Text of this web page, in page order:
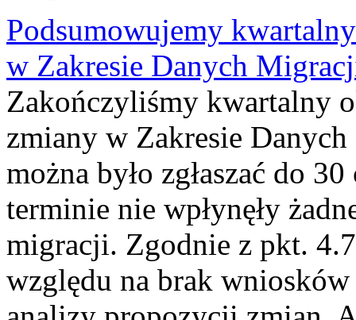
Podsumowujemy
w Zakresie Danych
Zakończyliśmy kwartalny
zmiany w Zakresie
można było zgłaszać do
terminie nie wpłynęły
migracji. Zgodnie z pkt.
względu na brak